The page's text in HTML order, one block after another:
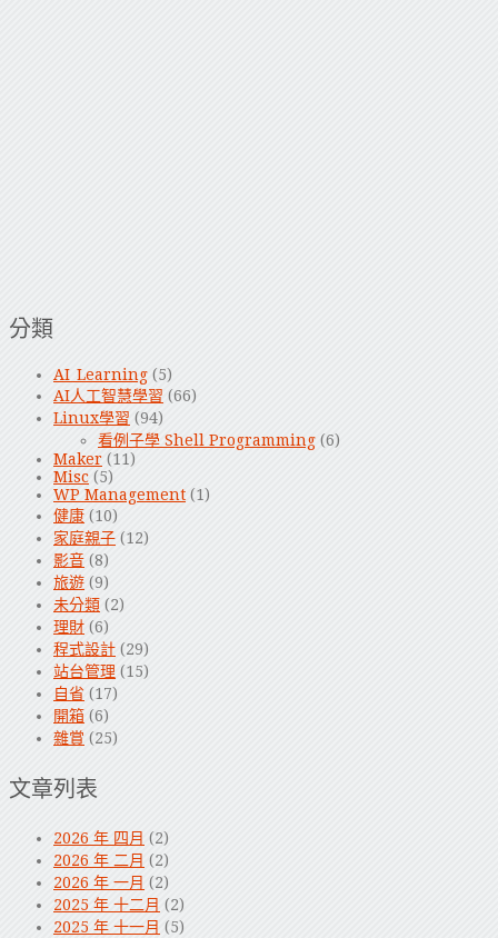
分類
AI_Learning (5)
AI人工智慧學習 (66)
Linux學習 (94)
看例子學 Shell Programming (6)
Maker (11)
Misc (5)
WP Management (1)
健康 (10)
家庭親子 (12)
影音 (8)
旅遊 (9)
未分類 (2)
理財 (6)
程式設計 (29)
站台管理 (15)
自省 (17)
開箱 (6)
雜賞 (25)
文章列表
2026 年 四月 (2)
2026 年 二月 (2)
2026 年 一月 (2)
2025 年 十二月 (2)
2025 年 十一月 (5)